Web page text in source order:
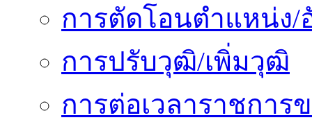
การตัดโอนตำแหน่ง/
การปรับวุฒิ/เพิ่มวุฒิ
การต่อเวลาราชการ